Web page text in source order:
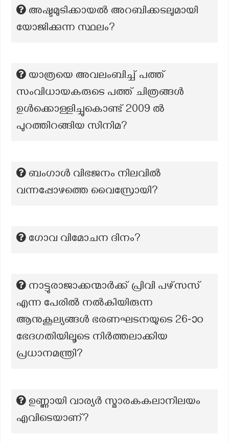
അഷ്ടമുടിക്കായല്‍ അറബിക്കടലുമായി
യോജിക്കുന്ന സ്ഥലം?
യാത്രയെ അവലംബിച്ച് പത്ത്
സംവിധായകരുടെ പത്ത് ചിത്രങ്ങള്‍
ഉള്‍ക്കൊള്ളിച്ചുകൊണ്ട് 2009 ല്‍
പുറത്തിറങ്ങിയ സിനിമ?
ബംഗാൾ വിഭജനം നിലവിൽ
വന്നപ്പോഴത്തെ വൈസ്രോയി?
ഗോവ വിമോചന ദിനം?
നാട്ടുരാജാക്കന്മാർക്ക് പ്രിവി പഴ്സസ്‌
എന്ന പേരിൽ നൽകിയിരുന്ന
ആനുകൂല്യങ്ങൾ ഭരണഘടനയുടെ 26-ാo
ഭേദഗതിയിലൂടെ നിർത്തലാക്കിയ
പ്രധാനമന്ത്രി?
ഉണ്ണായി വാര്യർ സ്മാരകകലാനിലയം
എവിടെയാണ്?